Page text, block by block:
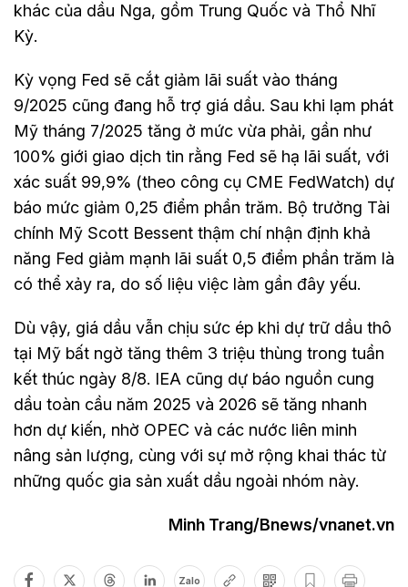
khác của dầu Nga, gồm Trung Quốc và Thổ Nhĩ
Kỳ.
Kỳ vọng Fed sẽ cắt giảm lãi suất vào tháng
9/2025 cũng đang hỗ trợ giá dầu. Sau khi lạm phát
Mỹ tháng 7/2025 tăng ở mức vừa phải, gần như
100% giới giao dịch tin rằng Fed sẽ hạ lãi suất, với
xác suất 99,9% (theo công cụ CME FedWatch) dự
báo mức giảm 0,25 điểm phần trăm. Bộ trưởng Tài
chính Mỹ Scott Bessent thậm chí nhận định khả
năng Fed giảm mạnh lãi suất 0,5 điểm phần trăm là
có thể xảy ra, do số liệu việc làm gần đây yếu.
Dù vậy, giá dầu vẫn chịu sức ép khi dự trữ dầu thô
tại Mỹ bất ngờ tăng thêm 3 triệu thùng trong tuần
kết thúc ngày 8/8. IEA cũng dự báo nguồn cung
dầu toàn cầu năm 2025 và 2026 sẽ tăng nhanh
hơn dự kiến, nhờ OPEC và các nước liên minh
nâng sản lượng, cùng với sự mở rộng khai thác từ
những quốc gia sản xuất dầu ngoài nhóm này.
Minh Trang/Bnews/vnanet.vn
Zalo